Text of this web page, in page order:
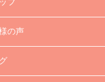
の声